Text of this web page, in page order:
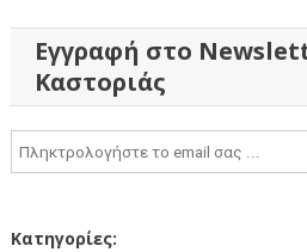
Εγγραφή στο
Καστοριάς
Κατηγορίες: